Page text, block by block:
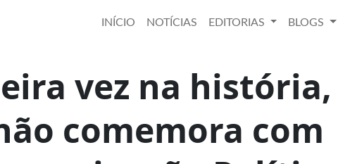
INÍCIO NOTÍCIAS EDITORIAS BLOGS
vez na história,
comemora com